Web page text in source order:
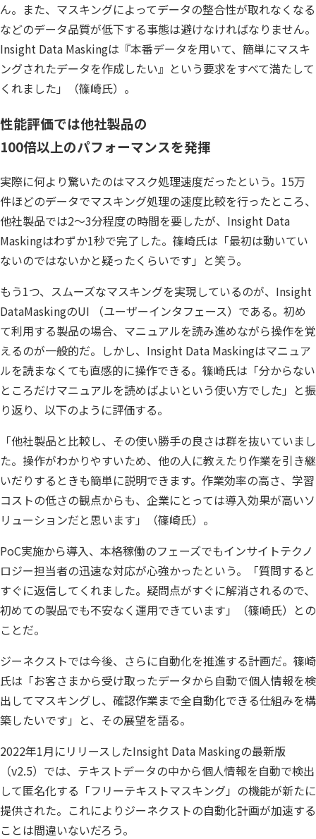
ん。また、マスキングによってデータの整合性が取れなくなる
などのデータ品質が低下する事態は避けなければなりません。
Insight Data Maskingは『本番データを用いて、簡単にマスキ
ングされたデータを作成したい』という要求をすべて満たして
くれました」（篠崎氏）。
性能評価では他社製品の
100倍以上のパフォーマンスを発揮
実際に何より驚いたのはマスク処理速度だったという。15万
件ほどのデータでマスキング処理の速度比較を行ったところ、
他社製品では2～3分程度の時間を要したが、Insight Data
Maskingはわずか1秒で完了した。篠崎氏は「最初は動いてい
ないのではないかと疑ったくらいです」と笑う。
もう1つ、スムーズなマスキングを実現しているのが、Insight
DataMaskingのUI （ユーザーインタフェース）である。初め
て利用する製品の場合、マニュアルを読み進めながら操作を覚
えるのが一般的だ。しかし、Insight Data Maskingはマニュア
ルを読まなくても直感的に操作できる。篠崎氏は「分からない
ところだけマニュアルを読めばよいという使い方でした」と振
り返り、以下のように評価する。
「他社製品と比較し、その使い勝手の良さは群を抜いていまし
た。操作がわかりやすいため、他の人に教えたり作業を引き継
いだりするときも簡単に説明できます。作業効率の高さ、学習
コストの低さの観点からも、企業にとっては導入効果が高いソ
リューションだと思います」（篠崎氏）。
PoC実施から導入、本格稼働のフェーズでもインサイトテクノ
ロジー担当者の迅速な対応が心強かったという。「質問すると
すぐに返信してくれました。疑問点がすぐに解消されるので、
初めての製品でも不安なく運用できています」（篠崎氏）との
ことだ。
ジーネクストでは今後、さらに自動化を推進する計画だ。篠崎
氏は「お客さまから受け取ったデータから自動で個人情報を検
出してマスキングし、確認作業まで全自動化できる仕組みを構
築したいです」と、その展望を語る。
2022年1月にリリースしたInsight Data Maskingの最新版
（v2.5）では、テキストデータの中から個人情報を自動で検出
して匿名化する「フリーテキストマスキング」の機能が新たに
提供された。これによりジーネクストの自動化計画が加速する
ことは間違いないだろう。